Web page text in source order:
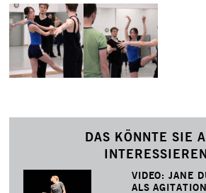
DAS KÖNNTE SIE
VIDEO: JANE
ALS AGITATION